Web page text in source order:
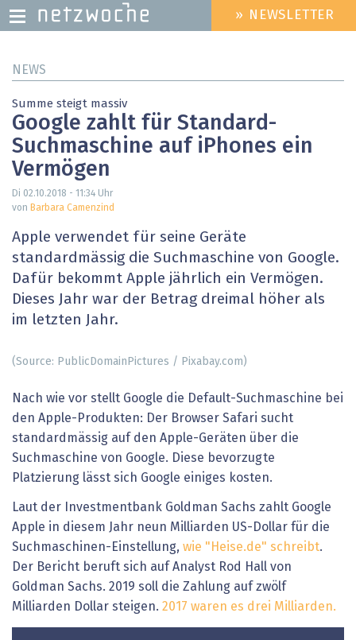
zum
HEADER
MENU
» NEWSLETTER
NEWS
Summe steigt massiv
Google zahlt für Standard-
Suchmaschine auf iPhones ein
Vermögen
Di 02.10.2018 - 11:34 Uhr
von Barbara Camenzind
Apple verwendet für seine Geräte
standardmässig die Suchmaschine von Google.
Dafür bekommt Apple jährlich ein Vermögen.
Dieses Jahr war der Betrag dreimal höher als
im letzten Jahr.
(Source: PublicDomainPictures / Pixabay.com)
Nach wie vor stellt Google die Default-Suchmaschine bei
den Apple-Produkten: Der Browser Safari sucht
standardmässig auf den Apple-Geräten über die
Suchmaschine von Google. Diese bevorzugte
Platzierung lässt sich Google einiges kosten.
Laut der Investmentbank Goldman Sachs zahlt Google
Apple in diesem Jahr neun Milliarden US-Dollar für die
Suchmaschinen-Einstellung, wie "Heise.de" schreibt.
Der Bericht beruft sich auf Analyst Rod Hall von
Goldman Sachs. 2019 soll die Zahlung auf zwölf
Milliarden Dollar steigen. 2017 waren es drei Milliarden.